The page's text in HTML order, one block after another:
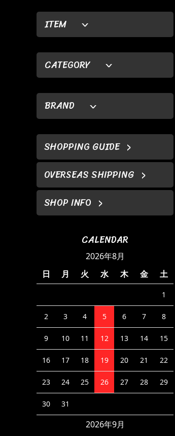
ITEM
CATEGORY
BRAND
SHOPPING GUIDE
OVERSEAS SHIPPING
SHOP INFO
CALENDAR
2026年8月
日
月 火 水 木 金 土
1
2 3 4 5 6 7 8
9 10 11 12 13 14 15
16 17 18 19 20 21 22
23 24 25 26 27 28 29
30 31
2026年9月